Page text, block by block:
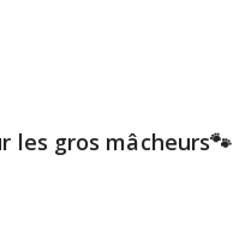
les gros mâcheurs🐾